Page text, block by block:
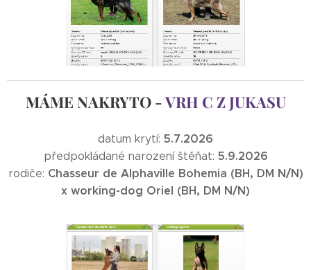
MÁME NAKRYTO -VRH C Z JUKASU
datum krytí: 5.7.2026
předpokládané narození štěňat: 5.9.2026
rodiče: Chasseur de Alphaville Bohemia (BH, DM N/N)
x working-dog Oriel (BH, DM N/N)